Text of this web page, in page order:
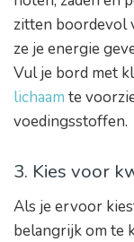
zitten boordevol
ze je energie
Vul je bord met
lichaam te
voedingsstoffen.
3. Kies voor
Als je ervoor
belangrijk om te